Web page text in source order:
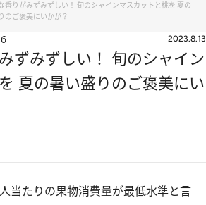
香りがみずみずしい！ 旬のシャインマスカットと桃を 夏の
のご褒美にいかが？
2023.8.13
ずみずしい！ 旬のシャイン
夏の暑い盛りのご褒美にい
当たりの果物消費量が最低水準と言